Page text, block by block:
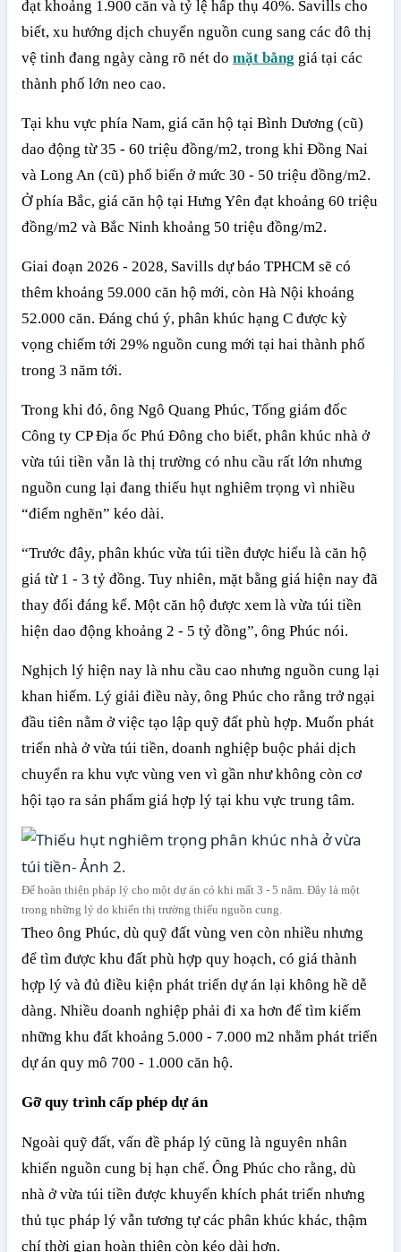
đạt khoảng 1.900 căn và tỷ lệ hấp thụ 40%. Savills cho
biết, xu hướng dịch chuyển nguồn cung sang các đô thị
vệ tinh đang ngày càng rõ nét do mặt bằng giá tại các
thành phố lớn neo cao.
Tại khu vực phía Nam, giá căn hộ tại Bình Dương (cũ)
dao động từ 35 - 60 triệu đồng/m2, trong khi Đồng Nai
và Long An (cũ) phổ biến ở mức 30 - 50 triệu đồng/m2.
Ở phía Bắc, giá căn hộ tại Hưng Yên đạt khoảng 60 triệu
đồng/m2 và Bắc Ninh khoảng 50 triệu đồng/m2.
Giai đoạn 2026 - 2028, Savills dự báo TPHCM sẽ có
thêm khoảng 59.000 căn hộ mới, còn Hà Nội khoảng
52.000 căn. Đáng chú ý, phân khúc hạng C được kỳ
vọng chiếm tới 29% nguồn cung mới tại hai thành phố
trong 3 năm tới.
Trong khi đó, ông Ngô Quang Phúc, Tổng giám đốc
Công ty CP Địa ốc Phú Đông cho biết, phân khúc nhà ở
vừa túi tiền vẫn là thị trường có nhu cầu rất lớn nhưng
nguồn cung lại đang thiếu hụt nghiêm trọng vì nhiều
“điểm nghẽn” kéo dài.
“Trước đây, phân khúc vừa túi tiền được hiểu là căn hộ
giá từ 1 - 3 tỷ đồng. Tuy nhiên, mặt bằng giá hiện nay đã
thay đổi đáng kể. Một căn hộ được xem là vừa túi tiền
hiện dao động khoảng 2 - 5 tỷ đồng”, ông Phúc nói.
Nghịch lý hiện nay là nhu cầu cao nhưng nguồn cung lại
khan hiếm. Lý giải điều này, ông Phúc cho rằng trở ngại
đầu tiên nằm ở việc tạo lập quỹ đất phù hợp. Muốn phát
triển nhà ở vừa túi tiền, doanh nghiệp buộc phải dịch
chuyển ra khu vực vùng ven vì gần như không còn cơ
hội tạo ra sản phẩm giá hợp lý tại khu vực trung tâm.
Để hoàn thiện pháp lý cho một dự án có khi mất 3 - 5 năm. Đây là một
trong những lý do khiến thị trường thiếu nguồn cung.
Theo ông Phúc, dù quỹ đất vùng ven còn nhiều nhưng
để tìm được khu đất phù hợp quy hoạch, có giá thành
hợp lý và đủ điều kiện phát triển dự án lại không hề dễ
dàng. Nhiều doanh nghiệp phải đi xa hơn để tìm kiếm
những khu đất khoảng 5.000 - 7.000 m2 nhằm phát triển
dự án quy mô 700 - 1.000 căn hộ.
Gỡ quy trình cấp phép dự án
Ngoài quỹ đất, vấn đề pháp lý cũng là nguyên nhân
khiến nguồn cung bị hạn chế. Ông Phúc cho rằng, dù
nhà ở vừa túi tiền được khuyến khích phát triển nhưng
thủ tục pháp lý vẫn tương tự các phân khúc khác, thậm
chí thời gian hoàn thiện còn kéo dài hơn.